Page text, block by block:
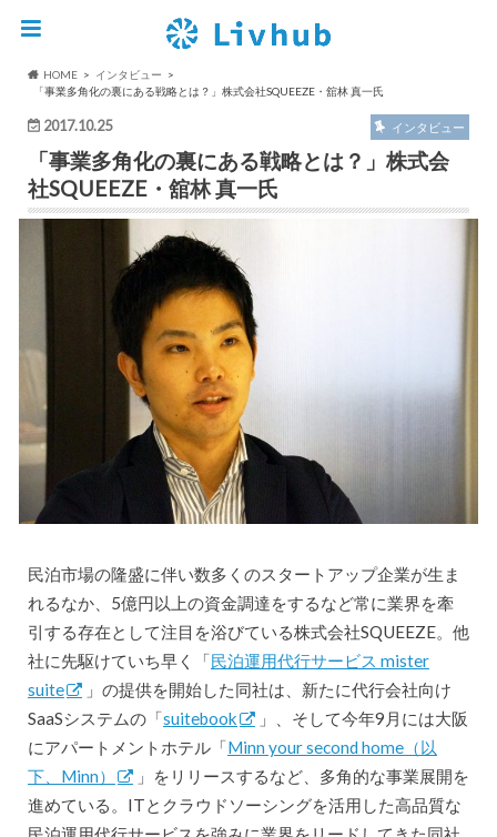
HOME
インタビュー
「事業多角化の裏にある戦略とは？」株式会社SQUEEZE・舘林 真一氏
2017.10.25 インタビュー
「事業多角化の裏にある戦略とは？」株式会
社SQUEEZE・舘林 真一氏
民泊市場の隆盛に伴い数多くのスタートアップ企業が生ま
れるなか、5億円以上の資金調達をするなど常に業界を牽
引する存在として注目を浴びている株式会社SQUEEZE。他
社に先駆けていち早く「民泊運用代行サービス mister
suite
」の提供を開始した同社は、新たに代行会社向け
SaaSシステムの「suitebook
」、そして今年9月には大阪
にアパートメントホテル「Minn your second home（以
下、Minn）
」をリリースするなど、多角的な事業展開を
進めている。ITとクラウドソーシングを活用した高品質な